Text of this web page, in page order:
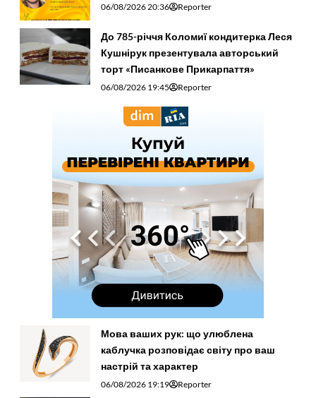
06/08/2026 20:36 Reporter
До 785-річчя Коломиї кондитерка Леся
Кушнірук презентувала авторський
торт «Писанкове Прикарпаття»
06/08/2026 19:45 Reporter
Мова ваших рук: що улюблена
каблучка розповідає світу про ваш
настрій та характер
06/08/2026 19:19 Reporter